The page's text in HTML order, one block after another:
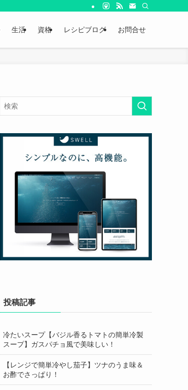
生活 資格 レシピブログ お問合せ
投稿記事
冷たいスープ【バジル香るトマトの簡単冷製
スープ】ガスパチョ風で美味しい！
【レンジで簡単冷やし茄子】ツナのうま味＆
お酢でさっぱり！